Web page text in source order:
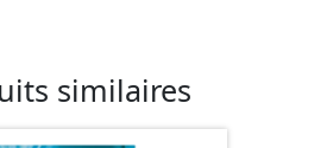
similaires